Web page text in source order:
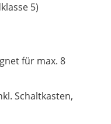
5)
für max. 8
Schaltkasten,